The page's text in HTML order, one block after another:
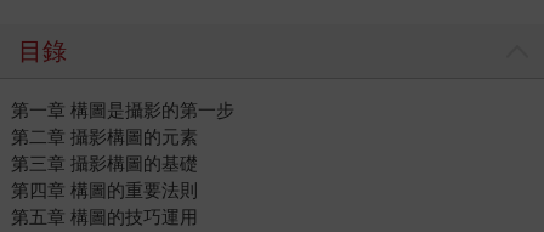
目錄
第一章 構圖是攝影的第一步
第二章 攝影構圖的元素
第三章 攝影構圖的基礎
第四章 構圖的重要法則
第五章 構圖的技巧運用